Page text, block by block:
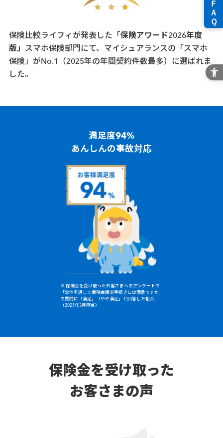
保険比較ライフィが発表した「 保険アワード2026年度
版」 スマホ保険部門にて、マイシュアランスの「スマホ
保険」が No.1
（2025年の年間契約件数最多）に選ばれま
した。
満足度94%
あんしんの事故対応
※ 保険金を受け取ったお客さまへのアンケートで
「全体を通して保険金請求手続きには満足ですか」
の質問に「満足」「やや満足」と回答した割合
（2025年3月時点）
保険金を受け取った
お客さまの声